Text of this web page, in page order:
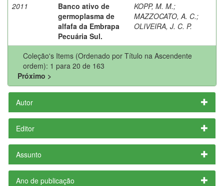
2011
Banco ativo de
germoplasma de
alfafa da Embrapa
Pecuária Sul.
KOPP, M. M.;
MAZZOCATO, A. C.;
OLIVEIRA, J. C. P.
Coleção's Items (Ordenado por Título na Ascendente
ordem): 1 para 20 de 163
Próximo >
Autor
Editor
Assunto
Ano de publicação